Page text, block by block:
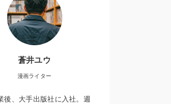
蒼井ユウ
漫画ライター
後、大手出版社に入社。週